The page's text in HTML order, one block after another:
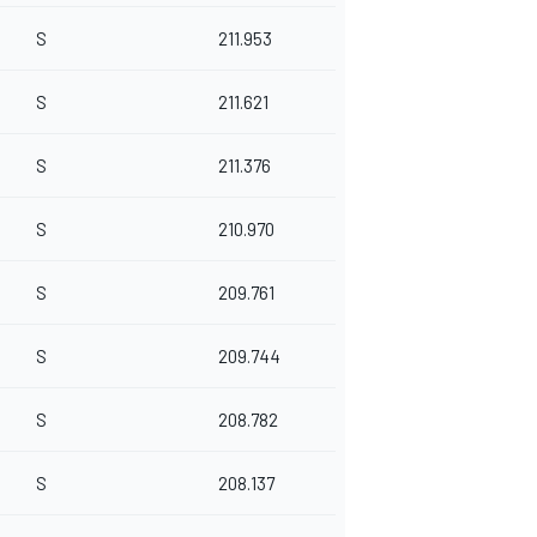
S 211.953
S 211.621
S 211.376
S 210.970
S 209.761
S 209.744
S 208.782
S 208.137